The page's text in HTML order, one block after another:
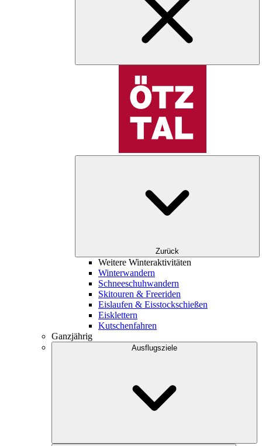
Zurück
Weitere Winteraktivitäten
Winterwandern
Schneeschuhwandern
Skitouren & Freeriden
Eislaufen & Eisstockschießen
Eisklettern
Kutschenfahren
Ganzjährig
Ausflugsziele